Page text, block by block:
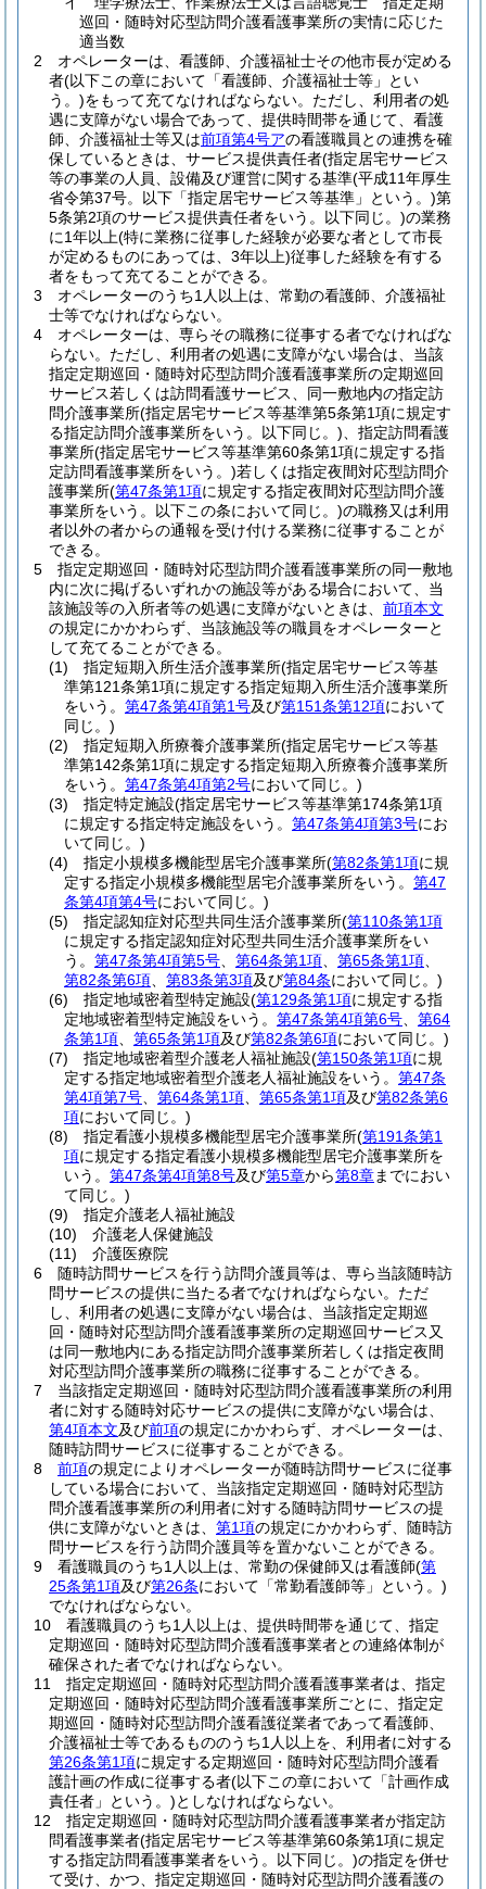
巡回・随時対応型訪問介護看護事業所の実情に応じた
適当数
2
オペレーターは、看護師、介護福祉士その他市長が定める
者(以下この章において「看護師、介護福祉士等」とい
う。)をもって充てなければならない。 ただし、利用者の処
遇に支障がない場合であって、提供時間帯を通じて、看護
師、介護福祉士等又は前項第4号アの看護職員との連携を確
保しているときは、サービス提供責任者(指定居宅サービス
等の事業の人員、設備及び運営に関する基準(平成11年厚生
省令第37号。以下「指定居宅サービス等基準」という。)第
5条第2項のサービス提供責任者をいう。以下同じ。)の業務
に1年以上(特に業務に従事した経験が必要な者として市長
が定めるものにあっては、3年以上)従事した経験を有する
者をもって充てることができる。
3
オペレーターのうち1人以上は、常勤の看護師、介護福祉
士等でなければならない。
4
オペレーターは、専らその職務に従事する者でなければな
らない。 ただし、利用者の処遇に支障がない場合は、当該
指定定期巡回・随時対応型訪問介護看護事業所の定期巡回
サービス若しくは訪問看護サービス、同一敷地内の指定訪
問介護事業所(指定居宅サービス等基準第5条第1項に規定す
る指定訪問介護事業所をいう。以下同じ。) 、指定訪問看護
事業所(指定居宅サービス等基準第60条第1項に規定する指
定訪問看護事業所をいう。)若しくは指定夜間対応型訪問介
護事業所(第47条第1項に規定する指定夜間対応型訪問介護
事業所をいう。以下この条において同じ。)の職務又は利用
者以外の者からの通報を受け付ける業務に従事することが
できる。
5
指定定期巡回・随時対応型訪問介護看護事業所の同一敷地
内に次に掲げるいずれかの施設等がある場合において、当
該施設等の入所者等の処遇に支障がないときは、 前項本文
の規定にかかわらず、当該施設等の職員をオペレーターと
して充てることができる。
(1)
指定短期入所生活介護事業所(指定居宅サービス等基
準第121条第1項に規定する指定短期入所生活介護事業所
をいう。 第47条第4項第1号及び第151条第12項において
同じ。)
(2)
指定短期入所療養介護事業所(指定居宅サービス等基
準第142条第1項に規定する指定短期入所療養介護事業所
をいう。 第47条第4項第2号において同じ。)
(3)
指定特定施設(指定居宅サービス等基準第174条第1項
に規定する指定特定施設をいう。 第47条第4項第3号にお
いて同じ。)
(4)
指定小規模多機能型居宅介護事業所(第82条第1項に規
定する指定小規模多機能型居宅介護事業所をいう。 第47
条第4項第4号において同じ。)
(5)
指定認知症対応型共同生活介護事業所(第110条第1項
に規定する指定認知症対応型共同生活介護事業所をい
う。 第47条第4項第5号 第64条第1項 第65条第1項
第82条第6項
第83条第3項及び第84条において同じ。)
(6)
指定地域密着型特定施設(第129条第1項に規定する指
定地域密着型特定施設をいう。 第47条第4項第6号
第64
条第1項
第65条第1項及び第82条第6項において同じ。)
(7)
指定地域密着型介護老人福祉施設(第150条第1項に規
定する指定地域密着型介護老人福祉施設をいう。 第47条
第4項第7号
第64条第1項 第65条第1項及び第82条第6
項において同じ。)
(8)
指定看護小規模多機能型居宅介護事業所(第191条第1
項に規定する指定看護小規模多機能型居宅介護事業所を
いう。 第47条第4項第8号及び第5章から第8章までにおい
て同じ。)
(9)
指定介護老人福祉施設
(10)
介護老人保健施設
(11)
介護医療院
6
随時訪問サービスを行う訪問介護員等は、専ら当該随時訪
問サービスの提供に当たる者でなければならない。 ただ
し、利用者の処遇に支障がない場合は、当該指定定期巡
回・随時対応型訪問介護看護事業所の定期巡回サービス又
は同一敷地内にある指定訪問介護事業所若しくは指定夜間
対応型訪問介護事業所の職務に従事することができる。
7
当該指定定期巡回・随時対応型訪問介護看護事業所の利用
者に対する随時対応サービスの提供に支障がない場合は、
第4項本文及び前項の規定にかかわらず、オペレーターは、
随時訪問サービスに従事することができる。
8
前項の規定によりオペレーターが随時訪問サービスに従事
している場合において、当該指定定期巡回・随時対応型訪
問介護看護事業所の利用者に対する随時訪問サービスの提
供に支障がないときは、 第1項の規定にかかわらず、随時訪
問サービスを行う訪問介護員等を置かないことができる。
9
看護職員のうち1人以上は、常勤の保健師又は看護師(第
25条第1項及び第26条において「常勤看護師等」という。)
でなければならない。
10
看護職員のうち1人以上は、提供時間帯を通じて、指定
定期巡回・随時対応型訪問介護看護事業者との連絡体制が
確保された者でなければならない。
11
指定定期巡回・随時対応型訪問介護看護事業者は、指定
定期巡回・随時対応型訪問介護看護事業所ごとに、指定定
期巡回・随時対応型訪問介護看護従業者であって看護師、
介護福祉士等であるもののうち1人以上を、利用者に対する
第26条第1項に規定する定期巡回・随時対応型訪問介護看
護計画の作成に従事する者(以下この章において「計画作成
責任者」という。)としなければならない。
12
指定定期巡回・随時対応型訪問介護看護事業者が指定訪
問看護事業者(指定居宅サービス等基準第60条第1項に規定
する指定訪問看護事業者をいう。以下同じ。)の指定を併せ
て受け、かつ、指定定期巡回・随時対応型訪問介護看護の